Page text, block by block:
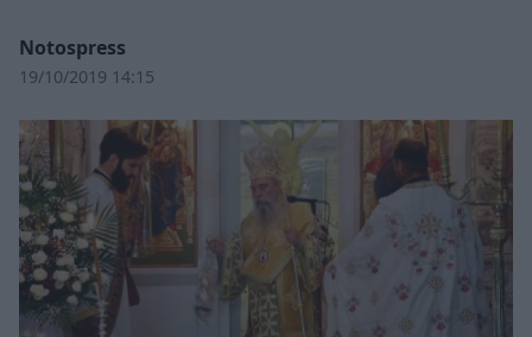
Notospress
19/10/2019 14:15